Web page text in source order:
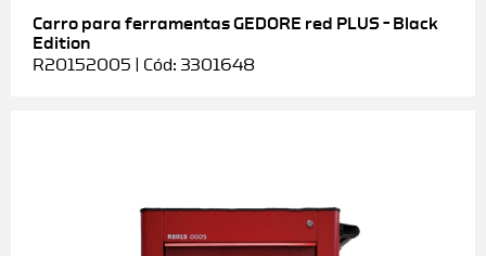
Carro para ferramentas GEDORE red PLUS – Black
Edition
R20152005 | Cód: 3301648